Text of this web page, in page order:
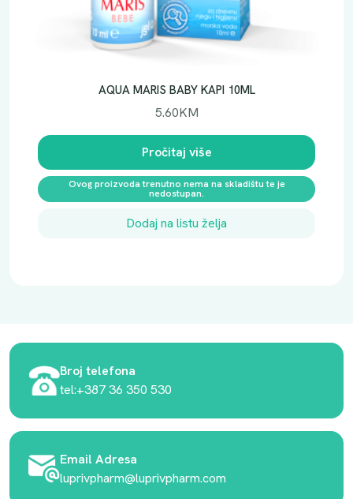
AQUA MARIS BABY KAPI 10ML
5.60KM
Pročitaj više
Ovog proizvoda trenutno nema na skladištu te je
nedostupan.
Dodaj na listu želja
Broj telefona
tel:+387 36 350 530
Email Adresa
luprivpharm@luprivpharm.com